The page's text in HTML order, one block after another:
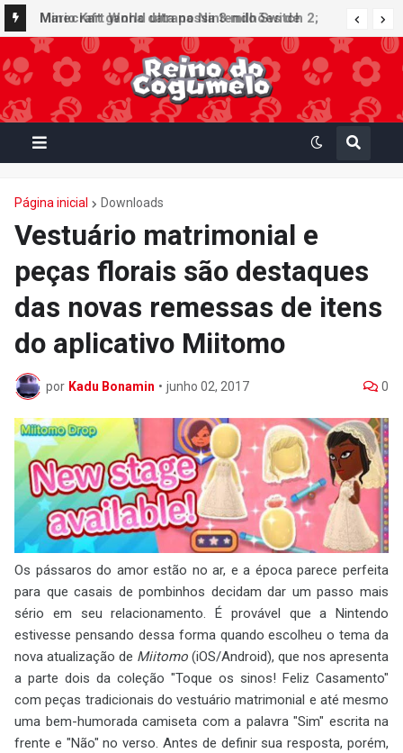
Minecraft ganha data no Nintendo Switch 2;
Super Mario Mash-Up receberá atualização
gráfica exclusiva
Página inicial Downloads
Vestuário matrimonial e
peças florais são destaques
das novas remessas de itens
do aplicativo Miitomo
por Kadu Bonamin • junho 02, 2017 0
Os pássaros do amor estão no ar, e a época parece perfeita
para que casais de pombinhos decidam dar um passo mais
sério em seu relacionamento. É provável que a Nintendo
estivesse pensando dessa forma quando escolheu o tema da
nova atualização de Miitomo (iOS/Android), que nos apresenta
a parte dois da coleção "Toque os sinos! Feliz Casamento"
com peças tradicionais do vestuário matrimonial e até mesmo
uma bem-humorada camiseta com a palavra "Sim" escrita na
frente e "Não" no verso. Antes de definir sua resposta, porém,